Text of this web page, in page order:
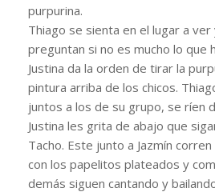
purpurina.
Thiago se sienta en el lugar a ver
preguntan si no es mucho lo que
Justina da la orden de tirar la
pintura arriba de los chicos.
juntos a los de su grupo, se ríen
Justina les grita de abajo que
Tacho. Este junto a Jazmín
con los papelitos plateados y
demás siguen cantando y